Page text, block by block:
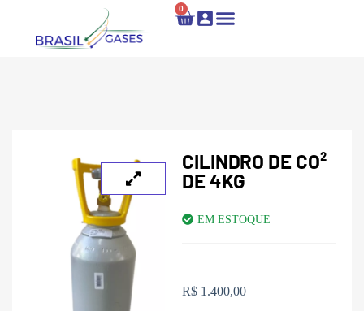
0
CILINDRO DE CO²
DE 4KG
EM ESTOQUE
R$ 1.400,00